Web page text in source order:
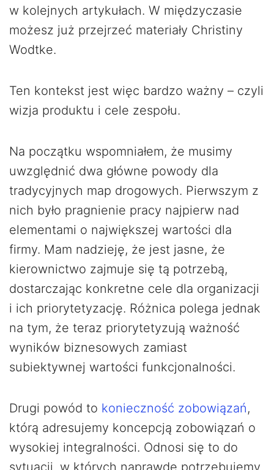
w kolejnych artykułach. W międzyczasie
możesz już przejrzeć materiały Christiny
Wodtke.
Ten kontekst jest więc bardzo ważny – czyli
wizja produktu i cele zespołu.
Na początku wspomniałem, że musimy
uwzględnić dwa główne powody dla
tradycyjnych map drogowych. Pierwszym z
nich było pragnienie pracy najpierw nad
elementami o największej wartości dla
firmy. Mam nadzieję, że jest jasne, że
kierownictwo zajmuje się tą potrzebą,
dostarczając konkretne cele dla organizacji
i ich priorytetyzację. Różnica polega jednak
na tym, że teraz priorytetyzują ważność
wyników biznesowych zamiast
subiektywnej wartości funkcjonalności.
Drugi powód to konieczność zobowiązań,
którą adresujemy koncepcją zobowiązań o
wysokiej integralności. Odnosi się to do
sytuacji, w których naprawdę potrzebujemy